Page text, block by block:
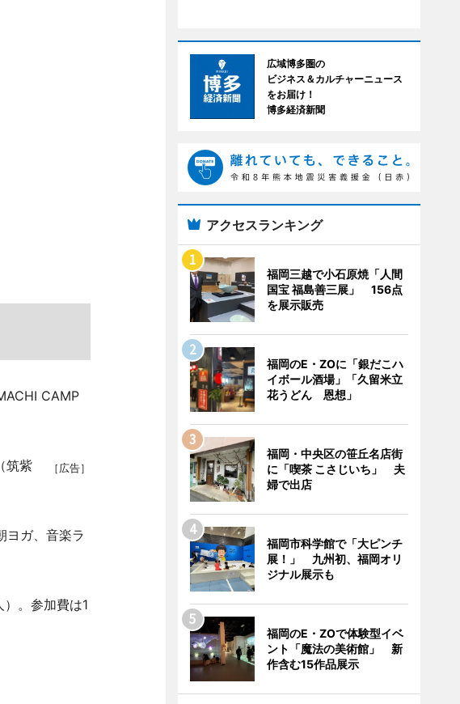
CAMP
［広告］
筑紫
ヨガ、音楽ラ
。参加費は1
広域博多圏の
ビジネス＆カルチャーニュース
をお届け！
博多経済新聞
アクセスランキング
福岡三越で小石原焼「人間
国宝 福島善三展」 156点
を展示販売
福岡のE・ZOに「銀だこハ
イボール酒場」「久留米立
花うどん 恩想」
福岡・中央区の笹丘名店街
に「喫茶 こさじいち」 夫
婦で出店
福岡市科学館で「大ピンチ
展！」 九州初、福岡オリ
ジナル展示も
福岡のE・ZOで体験型イベ
ント「魔法の美術館」 新
作含む15作品展示